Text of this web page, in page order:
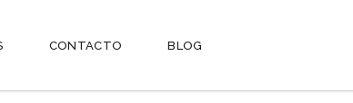
CONTACTO BLOG